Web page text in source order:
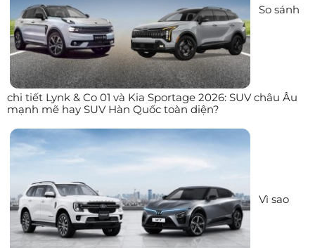
So sánh
chi tiết Lynk & Co 01 và Kia Sportage 2026: SUV châu Âu
mạnh mẽ hay SUV Hàn Quốc toàn diện?
Vì sao